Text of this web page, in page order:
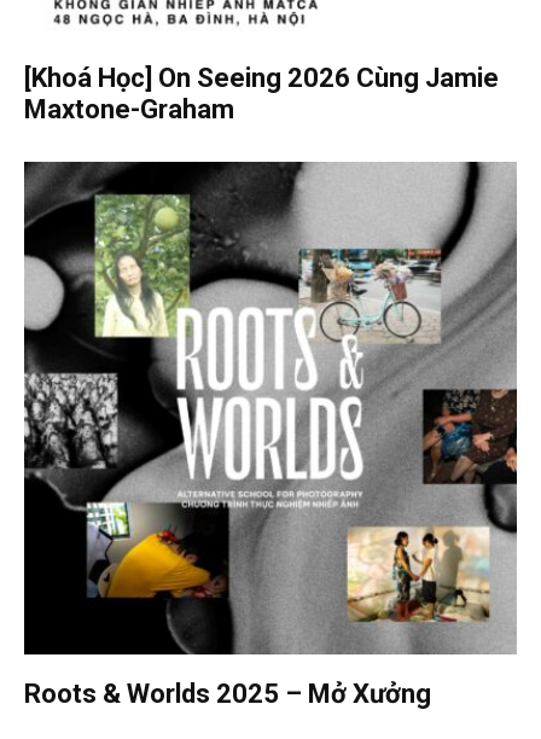
[Khoá Học] On Seeing 2026 Cùng Jamie
Maxtone-Graham
Roots & Worlds 2025 – Mở Xưởng